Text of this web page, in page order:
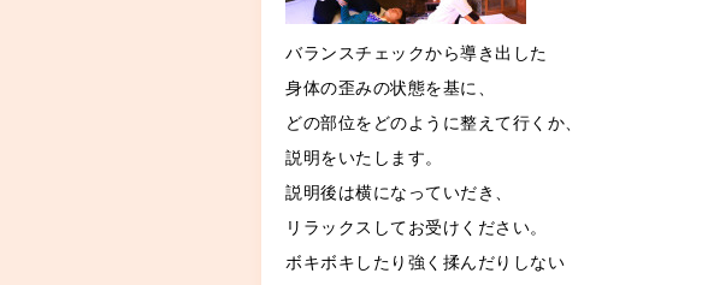
バランスチェックから導き出した
身体の歪みの状態を基に、
どの部位をどのように整えて行くか、
説明をいたします。
説明後は横になっていだき、
リラックスしてお受けください。
ボキボキしたり強く揉んだりしない